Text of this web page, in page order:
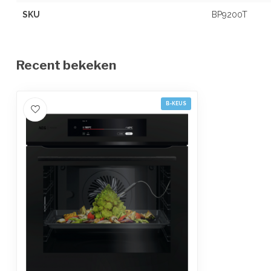
SKU BP9200T
Recent bekeken
B-KEUS